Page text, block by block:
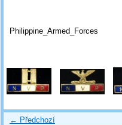
Philippine_Armed_Forces
← Předchozí